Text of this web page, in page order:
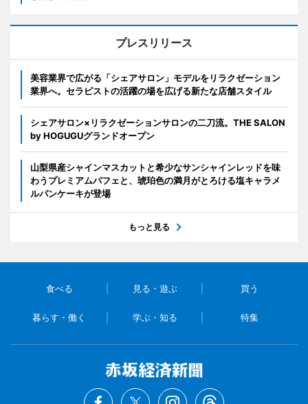
プレスリリース
美容業界で広がる「シェアサロン」モデルをリラクゼーション
業界へ。セラピストの活躍の場を広げる新たな店舗スタイル
シェアサロン×リラクゼーションサロンの二刀流。THE SALON
by HOGUGUグランドオープン
山梨県産シャインマスカットと希少なサンシャインレッドを味
わうプレミアムパフェと、琥珀色の満月がとろける塩キャラメ
ルパンケーキが登場
もっと見る
食べる 見る・遊ぶ 買う
暮らす・働く 学ぶ・知る 特集